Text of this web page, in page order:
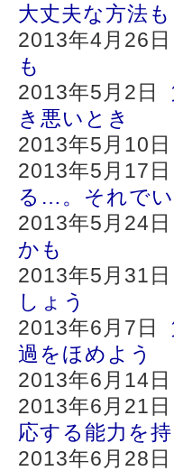
大丈夫な方法も
2013年4月26日
も
2013年5月2日
き悪いとき
2013年5月10日
2013年5月17日
る…。それでい
2013年5月24日
かも
2013年5月31日
しょう
2013年6月7日
過をほめよう
2013年6月14日
2013年6月21日
応する能力を
2013年6月28日